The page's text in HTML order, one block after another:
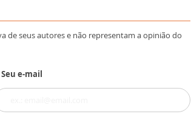
de seus autores e não representam a opinião do
Seu e-mail